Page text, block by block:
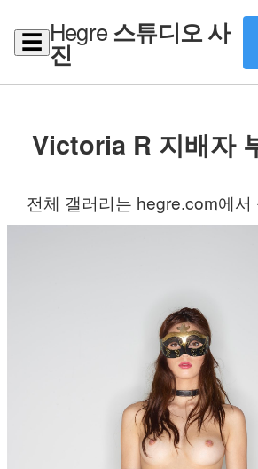
☰ Hegre스튜디오 사
진
Victoria R 지배자
전체 갤러리는 hegre.com에서